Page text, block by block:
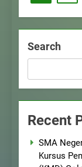
Search
Recent
SMA
Kursus